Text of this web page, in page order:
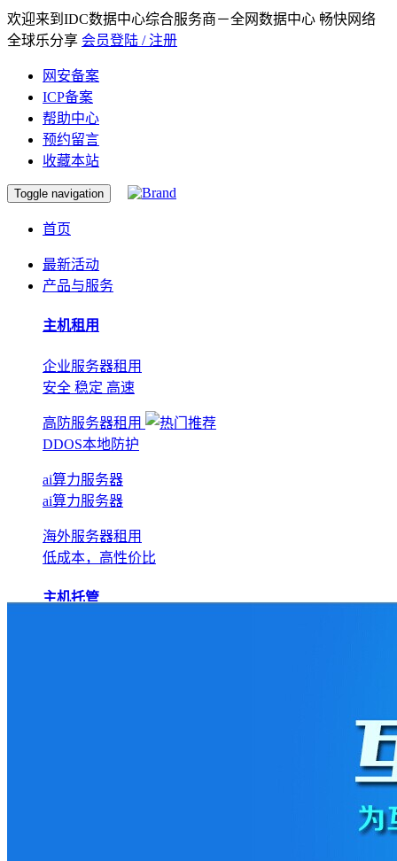
欢迎来到IDC数据中心综合服务商－全网数据中心 畅快网络
全球乐分享 会员登陆 / 注册
网安备案
ICP备案
帮助中心
预约留言
收藏本站
Toggle navigation
首页
最新活动
产品与服务
主机租用
企业服务器租用
安全 稳定 高速
高防服务器租用
DDOS本地防护
ai算力服务器
ai算力服务器
海外服务器租用
低成本，高性价比
主机托管